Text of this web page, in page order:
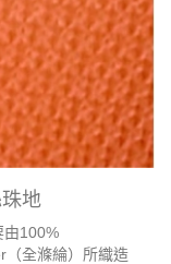
地
由100%
（全滌綸）所織造